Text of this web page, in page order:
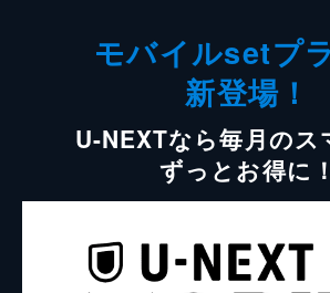
モバイルsetプ
新登場！
U-NEXTなら毎月のス
ずっとお得に！